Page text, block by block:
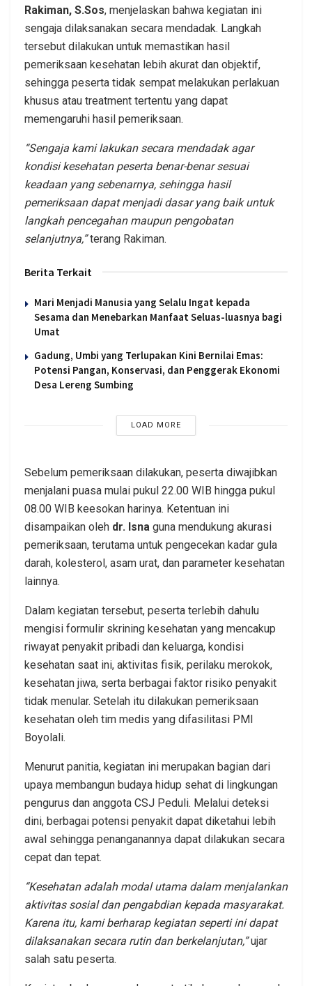
Rakiman, S.Sos, menjelaskan bahwa kegiatan ini
sengaja dilaksanakan secara mendadak. Langkah
tersebut dilakukan untuk memastikan hasil
pemeriksaan kesehatan lebih akurat dan objektif,
sehingga peserta tidak sempat melakukan perlakuan
khusus atau treatment tertentu yang dapat
memengaruhi hasil pemeriksaan.
“Sengaja kami lakukan secara mendadak agar
kondisi kesehatan peserta benar-benar sesuai
keadaan yang sebenarnya, sehingga hasil
pemeriksaan dapat menjadi dasar yang baik untuk
langkah pencegahan maupun pengobatan
selanjutnya,”terang Rakiman.
Berita Terkait
Mari Menjadi Manusia yang Selalu Ingat kepada
Sesama dan Menebarkan Manfaat Seluas-luasnya bagi
Umat
Gadung, Umbi yang Terlupakan Kini Bernilai Emas:
Potensi Pangan, Konservasi, dan Penggerak Ekonomi
Desa Lereng Sumbing
LOAD MORE
Sebelum pemeriksaan dilakukan, peserta diwajibkan
menjalani puasa mulai pukul 22.00 WIB hingga pukul
08.00 WIB keesokan harinya. Ketentuan ini
disampaikan oleh dr. Isna guna mendukung akurasi
pemeriksaan, terutama untuk pengecekan kadar gula
darah, kolesterol, asam urat, dan parameter kesehatan
lainnya.
Dalam kegiatan tersebut, peserta terlebih dahulu
mengisi formulir skrining kesehatan yang mencakup
riwayat penyakit pribadi dan keluarga, kondisi
kesehatan saat ini, aktivitas fisik, perilaku merokok,
kesehatan jiwa, serta berbagai faktor risiko penyakit
tidak menular. Setelah itu dilakukan pemeriksaan
kesehatan oleh tim medis yang difasilitasi PMI
Boyolali.
Menurut panitia, kegiatan ini merupakan bagian dari
upaya membangun budaya hidup sehat di lingkungan
pengurus dan anggota CSJ Peduli. Melalui deteksi
dini, berbagai potensi penyakit dapat diketahui lebih
awal sehingga penanganannya dapat dilakukan secara
cepat dan tepat.
“Kesehatan adalah modal utama dalam menjalankan
aktivitas sosial dan pengabdian kepada masyarakat.
Karena itu, kami berharap kegiatan seperti ini dapat
dilaksanakan secara rutin dan berkelanjutan,”ujar
salah satu peserta.